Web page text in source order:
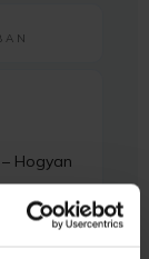
Hogyan